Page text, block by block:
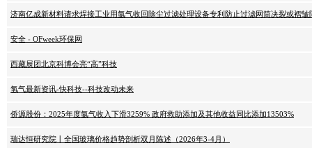
济南亿成新材料请求焊接工业用氩气收回除尘过滤处理设备专利防止过滤网筒决裂或褶皱
安全 - OFweek环保网
西藏展团北京科博会亮“高”科技
氢气最新资讯-快科技--科技改动未来
侨源股份：2025年度氩气收入下滑3259% 政府救助添加及其他收益同比添加13503%
瑞达恒研究院丨全国玻璃价格趋势剖析双月陈述（2026年3-4月）